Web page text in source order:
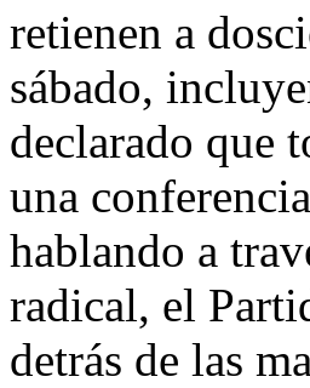
retienen a
sábado,
declarado que
una
hablando a
radical, el
detrás de las